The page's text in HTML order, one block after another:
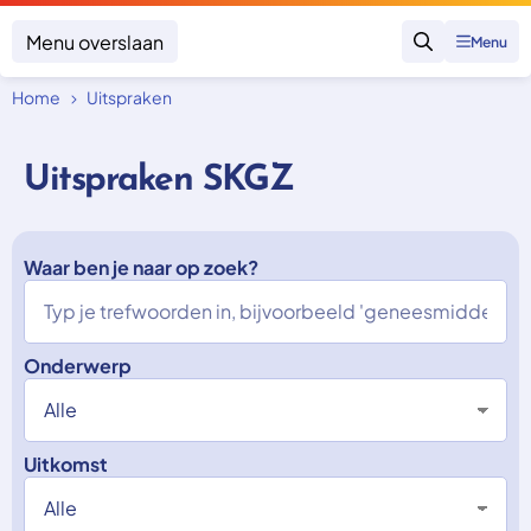
Menu overslaan
Zoeken
Menu
Onderwerpen
Zorgverzekering betalen
Vergoeding van zorg
Zorg in het buitenland
Nieuw in Nederland
Geen zorgverzekering
Uitspraken
Trainingen
Over SKGZ
Nieuws
Casussen
Vacatures
Home Uitspraken
Uitspraken SKGZ
Waar ben je naar op zoek?
Onderwerp
Uitkomst